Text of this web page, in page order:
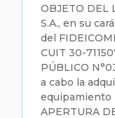
OBJETO DEL
S.A., en su
del
CUIT 30-
PÚBLICO
a cabo la
equipamiento
APERTURA